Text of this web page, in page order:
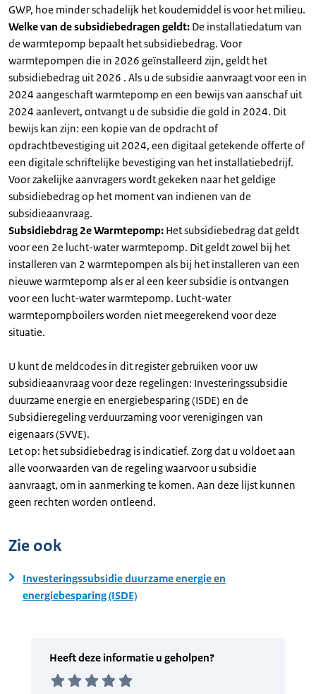
GWP, hoe minder schadelijk het koudemiddel is voor het milieu.
Welke van de subsidiebedragen geldt: De installatiedatum van
de warmtepomp bepaalt het subsidiebedrag. Voor
warmtepompen die in 2026 geïnstalleerd zijn, geldt het
subsidiebedrag uit 2026 . Als u de subsidie aanvraagt voor een in
2024 aangeschaft warmtepomp en een bewijs van aanschaf uit
2024 aanlevert, ontvangt u de subsidie die gold in 2024. Dit
bewijs kan zijn: een kopie van de opdracht of
opdrachtbevestiging uit 2024, een digitaal getekende offerte of
een digitale schriftelijke bevestiging van het installatiebedrijf.
Voor zakelijke aanvragers wordt gekeken naar het geldige
subsidiebedrag op het moment van indienen van de
subsidieaanvraag.
Subsidiebdrag 2e Warmtepomp: Het subsidiebedrag dat geldt
voor een 2e lucht-water warmtepomp. Dit geldt zowel bij het
installeren van 2 warmtepompen als bij het installeren van een
nieuwe warmtepomp als er al een keer subsidie is ontvangen
voor een lucht-water warmtepomp. Lucht-water
warmtepompboilers worden niet meegerekend voor deze
situatie.
U kunt de meldcodes in dit register gebruiken voor uw
subsidieaanvraag voor deze regelingen: Investeringssubsidie
duurzame energie en energiebesparing (ISDE) en de
Subsidieregeling verduurzaming voor verenigingen van
eigenaars (SVVE).
Let op: het subsidiebedrag is indicatief. Zorg dat u voldoet aan
alle voorwaarden van de regeling waarvoor u subsidie
aanvraagt, om in aanmerking te komen. Aan deze lijst kunnen
geen rechten worden ontleend.
Zie ook
Investeringssubsidie duurzame energie en
energiebesparing (ISDE)